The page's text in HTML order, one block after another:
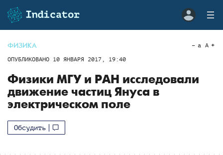
ФИЗИКА
ОПУБЛИКОВАНО 10 ЯНВАРЯ 2017, 19:40
a A
Физики МГУ и РАН исследовали
движение частиц Януса в
электрическом поле
Обсудить